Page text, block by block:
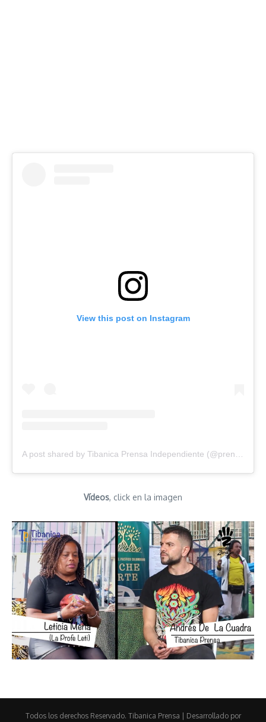
View this post on Instagram
Vídeos, click en la imagen
Todos los derechos Reservado. Tibanica Prensa | Desarrollado por